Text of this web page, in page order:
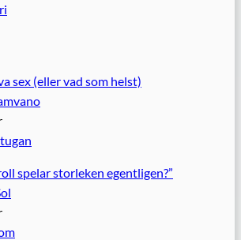
sex (eller vad som helst)
spelar storleken egentligen?”